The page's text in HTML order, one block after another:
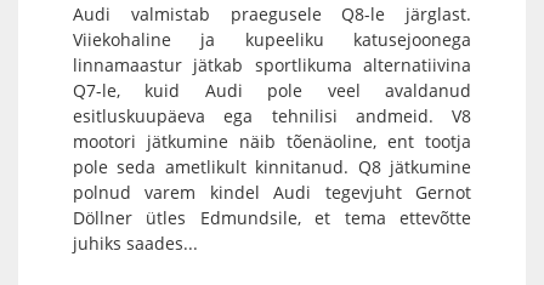
Audi valmistab praegusele Q8-le järglast.
Viiekohaline ja kupeeliku katusejoonega
linnamaastur jätkab sportlikuma alternatiivina
Q7-le, kuid Audi pole veel avaldanud
esitluskuupäeva ega tehnilisi andmeid. V8
mootori jätkumine näib tõenäoline, ent tootja
pole seda ametlikult kinnitanud. Q8 jätkumine
polnud varem kindel Audi tegevjuht Gernot
Döllner ütles Edmundsile, et tema ettevõtte
juhiks saades...